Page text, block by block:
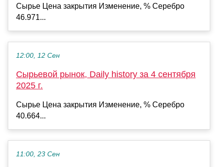
Сырье Цена закрытия Изменение, % Серебро
46.971...
12:00, 12 Сен
Сырьевой рынок, Daily history за 4 сентября
2025 г.
Сырье Цена закрытия Изменение, % Серебро
40.664...
11:00, 23 Сен